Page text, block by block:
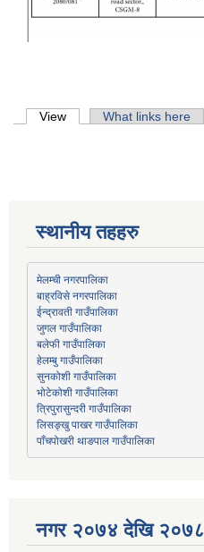
Primary tabs
View (active tab)What links here
स्थानीय तहहरु
मेलम्ची नगरपालिका
बाह्रविसे नगरपालिका
ईन्द्रावती गाउँपालिका
जुगल गाउँपालिका
बलेफी गाउँपालिका
हेलम्बु गाउँपालिका
सुनकोशी गाउँपालिका
भोटेकोशी गाउँपालिका
त्रिपुरासुन्दरी गाउँपालिका
लिसङ्खु पाखर गाउँपालिका
पाँचपोखरी थाङपाल गाउँपालिका
नगर २०७४ देखि २०७८